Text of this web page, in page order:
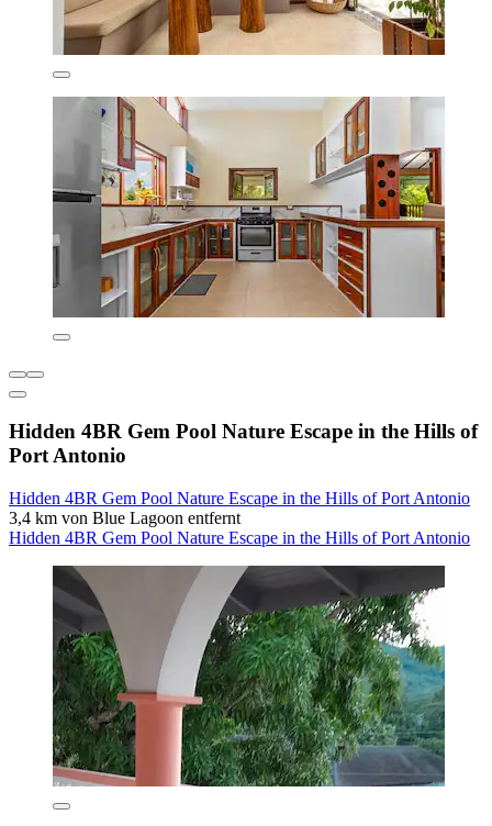
Hidden 4BR Gem Pool Nature Escape in the Hills of
Port Antonio
Hidden 4BR Gem Pool Nature Escape in the Hills of Port Antonio
3,4 km von Blue Lagoon entfernt
Hidden 4BR Gem Pool Nature Escape in the Hills of Port Antonio